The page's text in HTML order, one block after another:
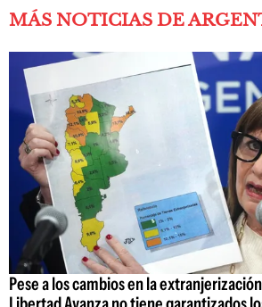
MÁS NOTICIAS DE
Pese a los cambios en la